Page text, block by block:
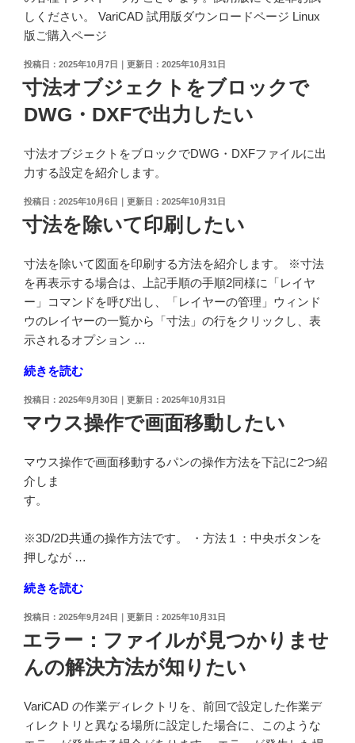
しください。 VariCAD 試用版ダウンロードページ Linux
版ご購入ページ
投
日:
2025年10月7日 2025年10月31日
寸法オブジェクトをブロックで
DWG・DXFで出力したい
寸法オブジェクトをブロックでDWG・DXFファイルに出
力する設定を紹介します。
投
日:
2025年10月6日 2025年10月31日
寸法を除いて印刷したい
寸法を除いて図面を印刷する方法を紹介します。 ※寸法
を再表示する場合は、上記手順の手順2同様に「レイヤ
ー」コマンドを呼び出し、「レイヤーの管理」ウィンド
ウのレイヤーの一覧から「寸法」の行をクリックし、表
示されるオプション …
"寸
を
除
て
印
刷
た
い"
の
続きを読む
投
日:
2025年9月30日 2025年10月31日
マウス操作で画面移動したい
マウス操作で画面移動するパンの操作方法を下記に2つ紹
介しま
す。
※3D/2D共通の操作方法です。 ・方法１：中央ボタンを
押しなが …
"マ
ス
操
作
画
面
移
続きを読む
投
日:
2025年9月24日 2025年10月31日
エラー：ファイルが見つかりませ
んの解決方法が知りたい
VariCAD の作業ディレクトリを、前回で設定した作業デ
ィレクトリと異なる場所に設定した場合に、このような